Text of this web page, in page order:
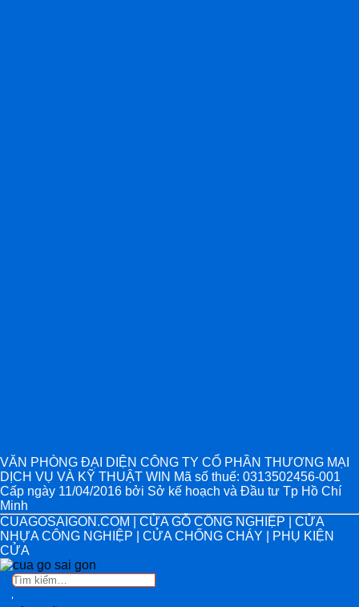
VĂN PHÒNG ĐẠI DIỆN CÔNG TY CỔ PHẦN THƯƠNG MẠI
DỊCH VỤ VÀ KỸ THUẬT WIN Mã số thuế: 0313502456-001
Cấp ngày 11/04/2016 bởi Sở kế hoạch và Đầu tư Tp Hồ Chí
Minh
CUAGOSAIGON.COM | CỬA GỖ CÔNG NGHIỆP | CỬA
NHỰA CÔNG NGHIỆP | CỬA CHỐNG CHÁY | PHỤ KIỆN
CỬA
Tìm